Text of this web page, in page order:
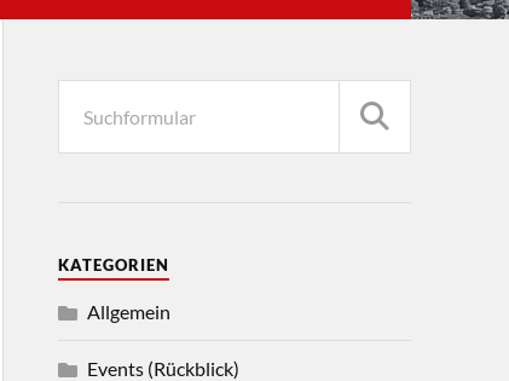
KATEGORIEN
Allgemein
Events (Rückblick)